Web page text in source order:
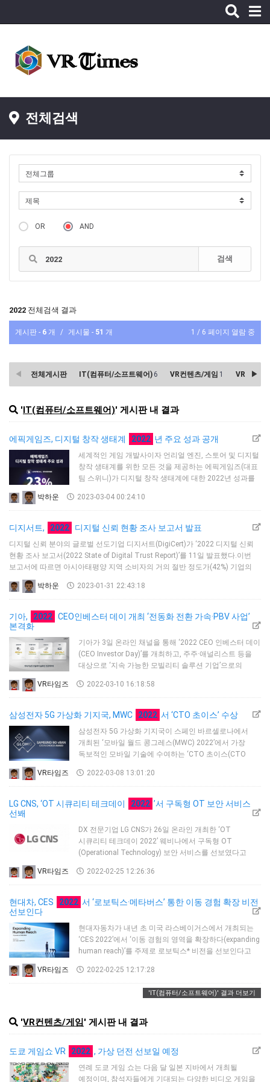
Toggle
전체검색
OR AND
검색
2022 전체검색 결과
게시판 - 6 개 / 게시물 - 51 개 1 / 6 페이지 열람 중
전체게시판 IT(컴퓨터/소프트웨어) 6 VR컨텐츠/게임 1 VR기기
'IT(컴퓨터/소프트웨어)' 게시판 내 결과
에픽게임즈, 디지털 창작 생태계 2022 년 주요 성과 공개
세계적인 게임 개발사이자 언리얼 엔진, 스토어 및 디지털
창작 생태계를 위한 모든 것을 제공하는 에픽게임즈(대표
팀 스위니)가 디지털 창작 생태계에 대한 2022년 성과를
발표했다.에픽게임즈는 2022년에 디지털 세계와 현실
세계가 새롭고 흥미로운 방식으로 융합되는 모습을 볼 수
있었다며, 앞으로 가상 세계와 인터랙티브 3D 콘텐츠가
엔진의 월간 활성 사용자(Monthly Active Users, MAU)
수가 전 세계적으로 전년…
박하운 2023-03-04 00:24:10
디지서트, 2022 디지털 신뢰 현황 조사 보고서 발표
디지털 신뢰 분야의 글로벌 선도기업 디지서트(DigiCert)가 ‘2022 디지털 신뢰
현황 조사 보고서(2022 State of Digital Trust Report)’를 11일 발표했다.이번
보고서에 따르면 아시아태평양 지역 소비자의 거의 절반 정도가(42%) 기업의
디지털 보안에 대한 신뢰를 잃은 후 해당 기업과의 거래를 중단한 것으로
나타났다. 또 기업이 디지털 신뢰를 관리하지 않는다면 고객의 88%는 거래
기업의 교체를 고려할 것이라고 답했고, 57%는 교체할 가능성이 있다고 답했다.
디지털 신뢰를 통해 기업 및 개인 사용자…
박하운 2023-01-31 22:43:18
기아, 2022 CEO인베스터 데이 개최 ‘전동화 전환 가속·PBV 사업’
본격화
기아가 3일 온라인 채널을 통해 ‘2022 CEO 인베스터 데이
(CEO Investor Day)’를 개최하고, 주주·애널리스트 등을
대상으로 ‘지속 가능한 모빌리티 솔루션 기업’으로의
공개했다.기아는 2020년 선제적인 전기차 사업 체제
전환, 맞춤형 모빌리티 솔루션 제공을 핵심 내용으로 하는
중장기 전략 ‘plan S’를 처음 공개했고, 지난해에는 전기차
및 친환경 모빌티리 솔루션 기업으로의 전면 개편을 통한
‘기아 트랜스포메이션(Transformation: 대변혁)’의 …
VR타임즈 2022-03-10 16:18:58
삼성전자 5G 가상화 기지국, MWC 2022 서 ‘CTO 초이스’ 수상
삼성전자 5G 가상화 기지국이 스페인 바르셀로나에서
개최된 ‘모바일 월드 콩그레스(MWC) 2022’에서 가장
독보적인 모바일 기술에 수여하는 ‘CTO 초이스(CTO
수상했다고 3일 밝혔다.세계이동통신사업자협회(GSMA)
는 매년 MWC 기간에 ‘글로벌 모바일 어워드(Global
Mobile Awards)’를 진행하며, 모바일 전 분야의 뛰어난
혁신·하드웨어·소프트웨어·서비스를 선정해 최고
기술을 아…
VR타임즈 2022-03-08 13:01:20
LG CNS, ‘OT 시큐리티 테크데이 2022 ’서 구독형 OT 보안 서비스
선봬
DX 전문기업 LG CNS가 26일 온라인 개최한 ‘OT
시큐리티 테크데이 2022’ 웨비나에서 구독형 OT
(Operational Technology) 보안 서비스를 선보였다고
망설이는 고객의 페인 포인트(Pain Point)에 주목했다.
기존에는 고객이 최소 수십억원 이상의 솔루션 구축
비용을 일괄 지불하고, 별도의 관리 계약을 맺어야 했다.
앞으로 LG CNS 서비스를 이용하면, 고객은 구축비와
있다. 고객은 L…
VR타임즈 2022-02-25 12:26:36
현대차, CES 2022 서 ‘로보틱스·메타버스’ 통한 이동 경험 확장 비전
선보인다
현대자동차가 내년 초 미국 라스베이거스에서 개최되는
‘CES 2022’에서 ‘이동 경험의 영역을 확장하다(expanding
human reach)’를 주제로 로보틱스* 비전을 선보인다고
공개하며, 로보틱스 기술이 메타버스와의 결합 등을 통해
인류 사회에 가져올 이동의 역할 및 형태의 미래 변화상
제시를 예고했다.CES에서 발표될 현대차 로보틱스
인류의 근원적인 열망을 획기적으로 충족시켜 줄
VR타임즈 2022-02-25 12:17:28
'IT(컴퓨터/소프트웨어)' 결과 더보기
'VR컨텐츠/게임' 게시판 내 결과
도쿄 게임쇼 VR 2022 , 가상 던전 선보일 예정
연례 도쿄 게임 쇼는 다음 달 일본 지바에서 개최될
예정이며, 참석자들에게 기대되는 다양한 비디오 게임을